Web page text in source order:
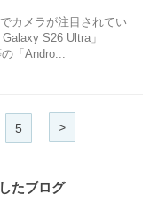
カメラが注目されてい
S26 Ultra」
「Andro...
5 >
たブログ